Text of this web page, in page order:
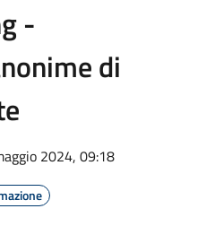
-
di
2024, 09:18